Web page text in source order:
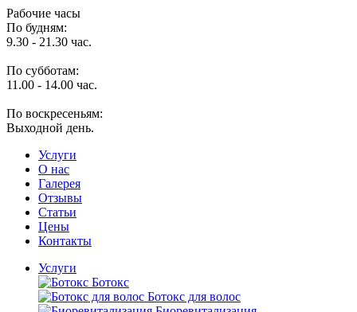
Рабочие часы
По будням:
9.30 - 21.30 час.
По субботам:
11.00 - 14.00 час.
По воскресеньям:
Выходной день.
Услуги
O нас
Галерея
Отзывы
Статьи
Цены
Контакты
Услуги
Ботокс
Ботокс для волос